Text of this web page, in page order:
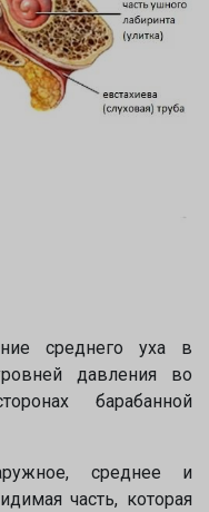
среднего уха в
давления во
барабанной
среднее и
часть, которая